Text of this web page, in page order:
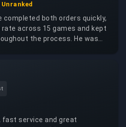
completed both orders quickly,
rate across 15 games and kept
the process. He was
fast service and great